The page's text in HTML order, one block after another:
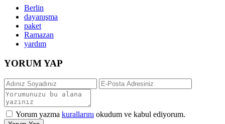
Berlin
dayanışma
paket
Ramazan
yardım
YORUM YAP
Yorum yazma kurallarını okudum ve kabul ediyorum.